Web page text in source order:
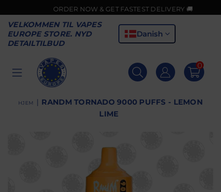
ORDER NOW & GET FASTEST DELIVERY 🚚
VELKOMMEN TIL VAPES
EUROPE STORE. NYD
DETAILTILBUD
Danish
VAPES
EUROPE
0
HJEM | RANDM TORNADO 9000 PUFFS - LEMON
LIME